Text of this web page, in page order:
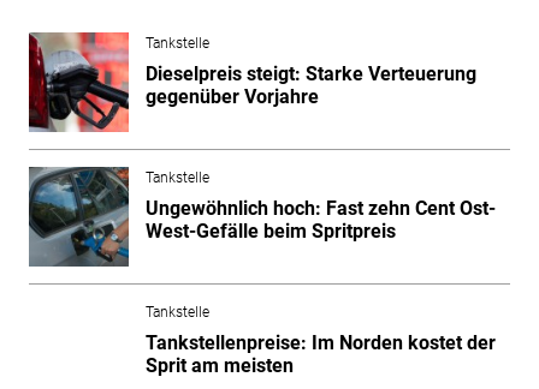
Tankstelle
Dieselpreis steigt: Starke Verteuerung
gegenüber Vorjahre
Tankstelle
Ungewöhnlich hoch: Fast zehn Cent Ost-
West-Gefälle beim Spritpreis
Tankstelle
Tankstellenpreise: Im Norden kostet der
Sprit am meisten